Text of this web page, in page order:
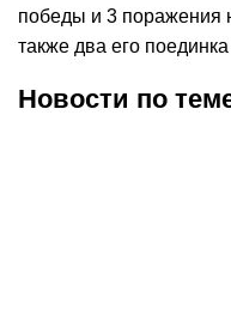
победы и 3 поражения
также два его
Новости по